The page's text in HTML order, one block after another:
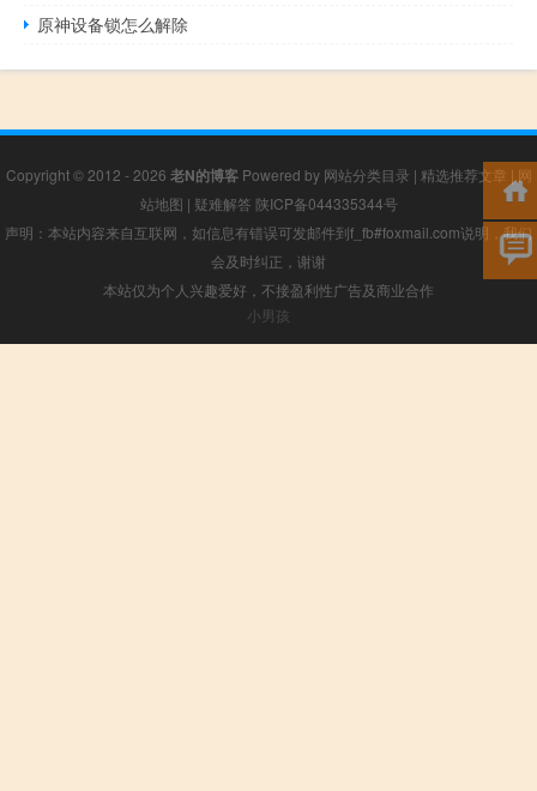
原神设备锁怎么解除
Copyright © 2012 - 2026 老N的博客Powered by 网站分类目录 | 精选推荐文章 | 网
站地图 | 疑难解答 陕ICP备044335344号
声明：本站内容来自互联网，如信息有错误可发邮件到f_fb#foxmail.com说明，我们
会及时纠正，谢谢
本站仅为个人兴趣爱好，不接盈利性广告及商业合作
小男孩